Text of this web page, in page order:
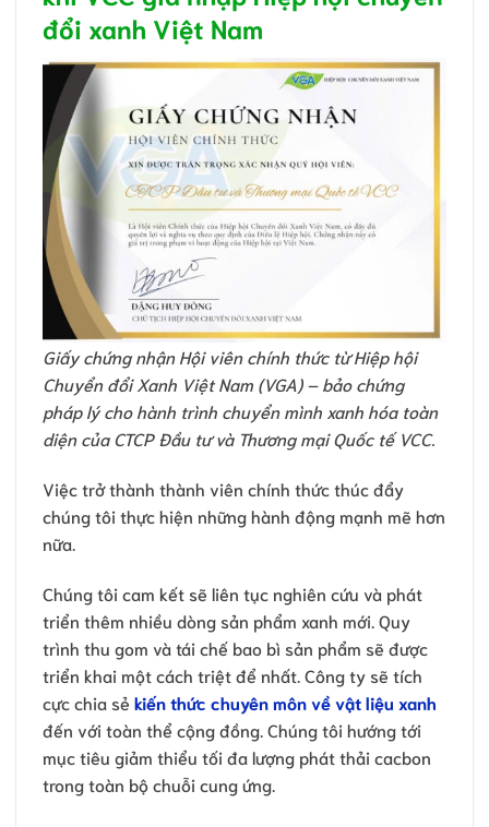
đổi xanh Việt Nam
Giấy chứng nhận Hội viên chính thức từ Hiệp hội
Chuyển đổi Xanh Việt Nam (VGA) – bảo chứng
pháp lý cho hành trình chuyển mình xanh hóa toàn
diện của CTCP Đầu tư và Thương mại Quốc tế VCC.
Việc trở thành thành viên chính thức thúc đẩy
chúng tôi thực hiện những hành động mạnh mẽ hơn
nữa.
Chúng tôi cam kết sẽ liên tục nghiên cứu và phát
triển thêm nhiều dòng sản phẩm xanh mới. Quy
trình thu gom và tái chế bao bì sản phẩm sẽ được
triển khai một cách triệt để nhất. Công ty sẽ tích
cực chia sẻ kiến thức chuyên môn về vật liệu xanh
đến với toàn thể cộng đồng. Chúng tôi hướng tới
mục tiêu giảm thiểu tối đa lượng phát thải cacbon
trong toàn bộ chuỗi cung ứng.